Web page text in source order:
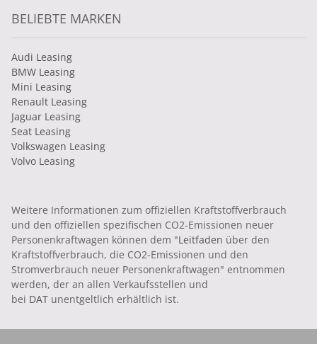
BELIEBTE MARKEN
Audi Leasing
BMW Leasing
Mini Leasing
Renault Leasing
Jaguar Leasing
Seat Leasing
Volkswagen Leasing
Volvo Leasing
Weitere Informationen zum offiziellen Kraftstoffverbrauch
und den offiziellen spezifischen CO2-Emissionen neuer
Personenkraftwagen können dem "Leitfaden über den
Kraftstoffverbrauch, die CO2-Emissionen und den
Stromverbrauch neuer Personenkraftwagen" entnommen
werden, der an allen Verkaufsstellen und
bei DAT unentgeltlich erhältlich ist.